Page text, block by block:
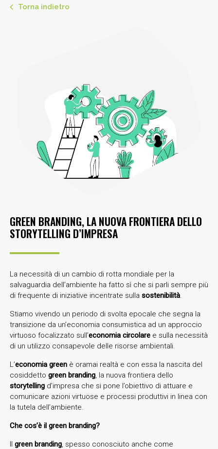
Torna indietro
GREEN BRANDING, LA NUOVA FRONTIERA DELLO
STORYTELLING D’IMPRESA
La necessità di un cambio di rotta mondiale per la
salvaguardia dell’ambiente ha fatto sì che si parli sempre più
di frequente di iniziative incentrate sulla sostenibilità.
Stiamo vivendo un periodo di svolta epocale che segna la
transizione da un’economia consumistica ad un approccio
virtuoso focalizzato sull’economia circolare e sulla necessità
di un utilizzo consapevole delle risorse ambientali.
L’economia green è oramai realtà e con essa la nascita del
cosiddetto green branding, la nuova frontiera dello
storytelling d’impresa che si pone l’obiettivo di attuare e
comunicare azioni virtuose e processi produttivi in linea con
la tutela dell’ambiente.
Che cos’è il green branding?
Il green branding, spesso conosciuto anche come